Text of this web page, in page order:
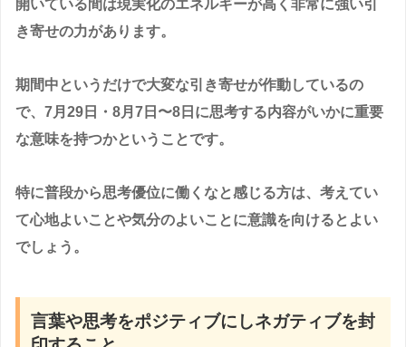
開いている間は現実化のエネルギーが高く非常に強い引
き寄せの力があります。
期間中というだけで大変な引き寄せが作動しているの
で、7月29日・8月7日〜8日に思考する内容がいかに重要
な意味を持つかということです。
特に普段から思考優位に働くなと感じる方は、考えてい
て心地よいことや気分のよいことに意識を向けるとよい
でしょう。
言葉や思考をポジティブにしネガティブを封